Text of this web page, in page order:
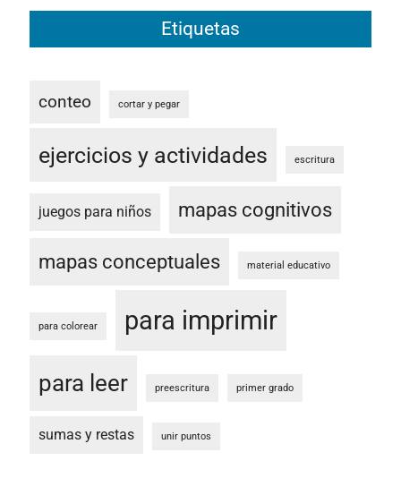
Etiquetas
conteo cortar y pegar
ejercicios y actividades escritura
juegos para niños mapas cognitivos
mapas conceptuales material educativo
para colorear para imprimir
para leer preescritura primer grado
sumas y restas unir puntos